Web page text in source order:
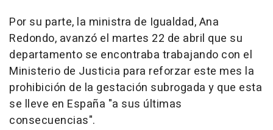
Por su parte, la ministra de Igualdad, Ana
Redondo, avanzó el martes 22 de abril que su
departamento se encontraba trabajando con el
Ministerio de Justicia para reforzar este mes la
prohibición de la gestación subrogada y que esta
se lleve en España "a sus últimas
consecuencias".